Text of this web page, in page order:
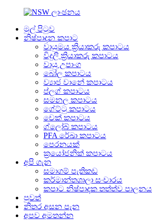
මුල් පිටුව
නිෂ්පාදන කපාට
වායුමය ක්‍රියාකරු කපාටය
විදුලි ක්‍රියාකරු කපාටය
වායු උපාංග
බෝල කපාටය
ව්‍යාජ වානේ කපාටය
ප්ලග් කපාටය
සමනල කපාටය
ගේට්ටු කපාටය
චෙක් කපාටය
ග්ලෝබ් කපාටය
PFA රේඛා කපාටය
පෙරනයක්
ක්‍රයෝජනික් කපාටය
අපි ගැන
සමාගම් පැතිකඩ
කර්මාන්තශාලා සංචාරය
කපාට නිෂ්පාදක තත්ත්ව පාලනය
පුවත්
නිතර අසන පැන
අපව අමතන්න